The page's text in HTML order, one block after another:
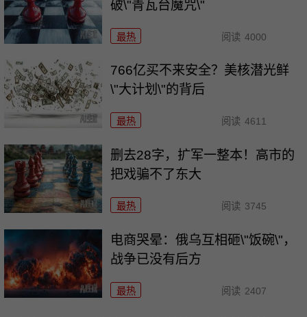
破\"青瓦台魔咒\"
最热 阅读 4000
766亿买不来安全？美核潜光鲜
\"大计划\"的背后
最热 阅读 4611
删去28字，扩军一整本！高市的
把戏骗不了东大
最热 阅读 3745
电商哭晕：俄乌互相砸\"饭碗\"，
战争已没有后方
最热 阅读 2407